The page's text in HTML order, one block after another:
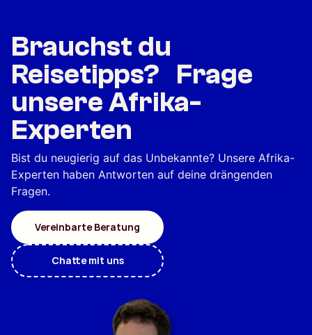
Brauchst du
Reisetipps? Frage
unsere Afrika-
Experten
Bist du neugierig auf das Unbekannte? Unsere Afrika-
Experten haben Antworten auf deine drängenden
Fragen.
Vereinbarte Beratung
Chatte mit uns